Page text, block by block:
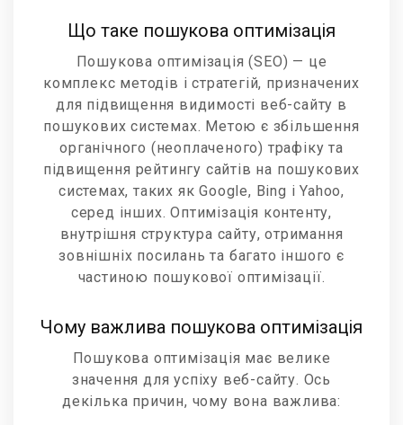
Що таке пошукова оптимізація
Пошукова оптимізація (SEO) — це
комплекс методів і стратегій, призначених
для підвищення видимості веб-сайту в
пошукових системах. Метою є збільшення
органічного (неоплаченого) трафіку та
підвищення рейтингу сайтів на пошукових
системах, таких як Google, Bing і Yahoo,
серед інших. Оптимізація контенту,
внутрішня структура сайту, отримання
зовнішніх посилань та багато іншого є
частиною пошукової оптимізації.
Чому важлива пошукова оптимізація
Пошукова оптимізація має велике
значення для успіху веб-сайту. Ось
декілька причин, чому вона важлива: